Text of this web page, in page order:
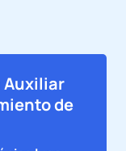
Auxiliar
de